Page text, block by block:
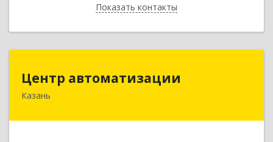
Показать контакты
Назад
Центр автоматизации
Казань
420133, Татарстан Респ, Казань г, Ямашева пр-